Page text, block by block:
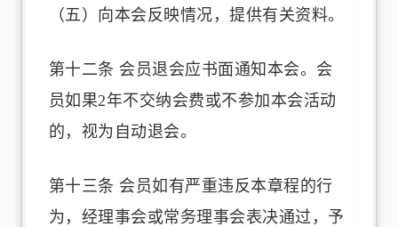
（五）向本会反映情况，提供有关资料。
第十二条 会员退会应书面通知本会。会
员如果2年不交纳会费或不参加本会活动
的，视为自动退会。
第十三条 会员如有严重违反本章程的行
为，经理事会或常务理事会表决通过，予